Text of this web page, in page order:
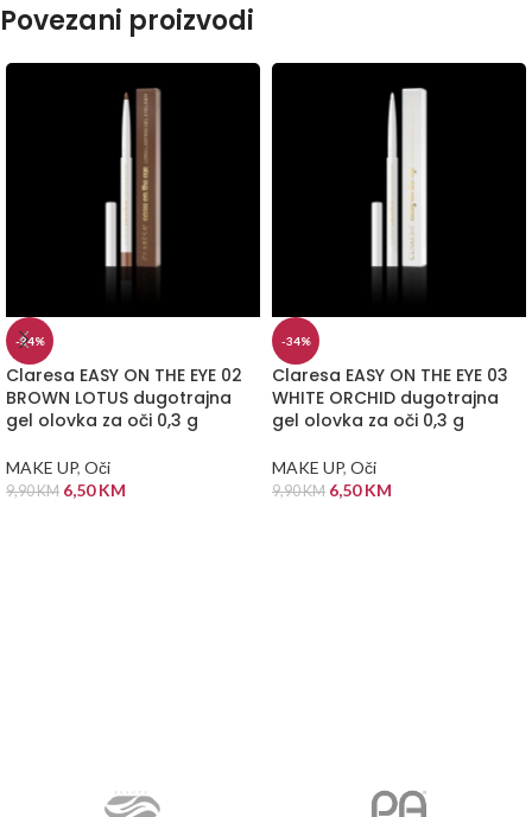
Povezani proizvodi
-34%
Claresa EASY ON THE EYE 02
BROWN LOTUS dugotrajna
gel olovka za oči 0,3 g
MAKE UP, Oči
9,90KM 6,50KM
-34%
Claresa EASY ON THE EYE 03
WHITE ORCHID dugotrajna
gel olovka za oči 0,3 g
MAKE UP, Oči
9,90KM 6,50KM